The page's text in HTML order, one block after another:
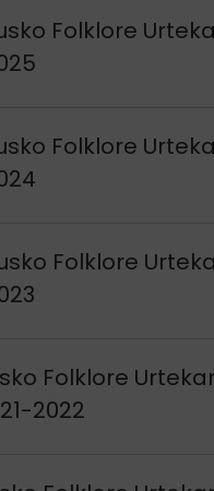
Folklore
ikusi
Folklore
ikusi
Folklore
ikusi
Folklore
2022
ikusi